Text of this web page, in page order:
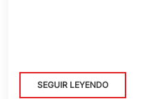
SEGUIR LEYENDO